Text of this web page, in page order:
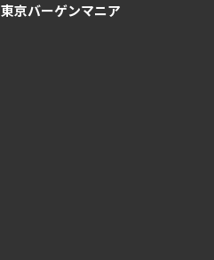
東京バーゲンマニア